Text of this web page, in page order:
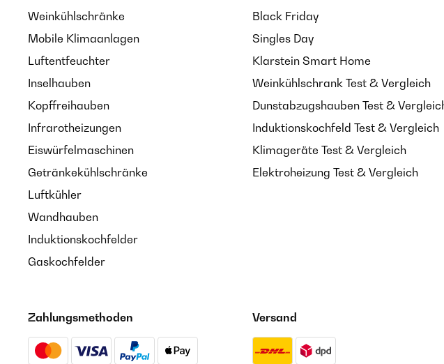
Weinkühlschränke
Mobile Klimaanlagen
Luftentfeuchter
Inselhauben
Kopffreihauben
Infrarotheizungen
Eiswürfelmaschinen
Getränkekühlschränke
Luftkühler
Wandhauben
Induktionskochfelder
Gaskochfelder
Black Friday
Singles Day
Klarstein Smart Home
Weinkühlschrank Test & Vergleich
Dunstabzugshauben Test &
Induktionskochfeld Test & Vergleich
Klimageräte Test & Vergleich
Elektroheizung Test & Vergleich
Zahlungsmethoden Versand